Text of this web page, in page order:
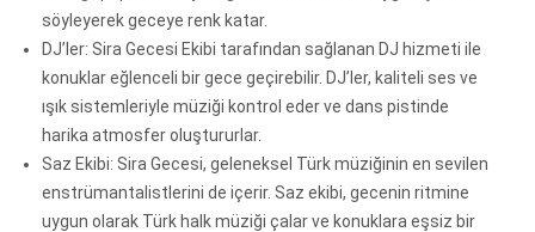
söyleyerek geceye renk katar.
DJ’ler: Sira Gecesi Ekibi tarafından sağlanan DJ hizmeti ile
konuklar eğlenceli bir gece geçirebilir. DJ’ler, kaliteli ses ve
ışık sistemleriyle müziği kontrol eder ve dans pistinde
harika atmosfer oluştururlar.
Saz Ekibi: Sira Gecesi, geleneksel Türk müziğinin en sevilen
enstrümantalistlerini de içerir. Saz ekibi, gecenin ritmine
uygun olarak Türk halk müziği çalar ve konuklara eşsiz bir